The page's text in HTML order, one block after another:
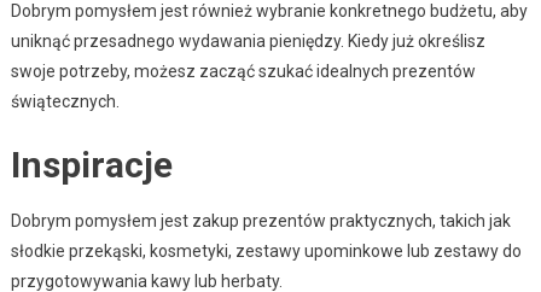
Dobrym pomysłem jest również wybranie konkretnego budżetu, aby
uniknąć przesadnego wydawania pieniędzy. Kiedy już określisz
swoje potrzeby, możesz zacząć szukać idealnych prezentów
świątecznych.
Inspiracje
Dobrym pomysłem jest zakup prezentów praktycznych, takich jak
słodkie przekąski, kosmetyki, zestawy upominkowe lub zestawy do
przygotowywania kawy lub herbaty.